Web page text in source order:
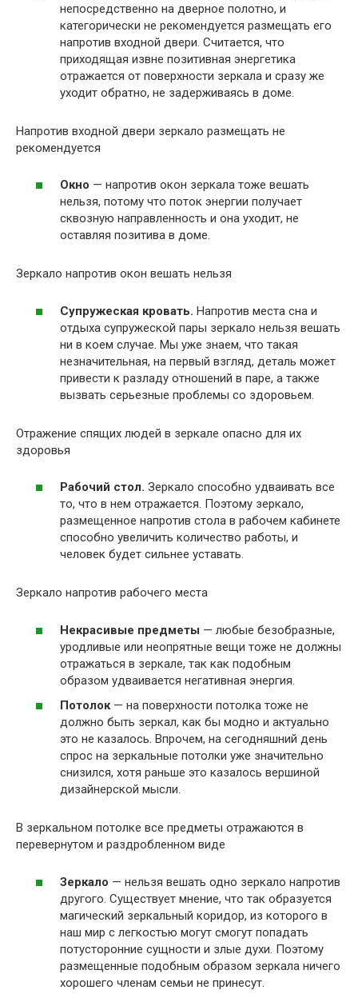
непосредственно на дверное полотно, и
категорически не рекомендуется размещать его
напротив входной двери. Считается, что
приходящая извне позитивная энергетика
отражается от поверхности зеркала и сразу же
уходит обратно, не задерживаясь в доме.
Напротив входной двери зеркало размещать не
рекомендуется
Окно — напротив окон зеркала тоже вешать
нельзя, потому что поток энергии получает
сквозную направленность и она уходит, не
оставляя позитива в доме.
Зеркало напротив окон вешать нельзя
Супружеская кровать. Напротив места сна и
отдыха супружеской пары зеркало нельзя вешать
ни в коем случае. Мы уже знаем, что такая
незначительная, на первый взгляд, деталь может
привести к разладу отношений в паре, а также
вызвать серьезные проблемы со здоровьем.
Отражение спящих людей в зеркале опасно для их
здоровья
Рабочий стол. Зеркало способно удваивать все
то, что в нем отражается. Поэтому зеркало,
размещенное напротив стола в рабочем кабинете
способно увеличить количество работы, и
человек будет сильнее уставать.
Зеркало напротив рабочего места
Некрасивые предметы — любые безобразные,
уродливые или неопрятные вещи тоже не должны
отражаться в зеркале, так как подобным
образом удваивается негативная энергия.
Потолок— на поверхности потолка тоже не
должно быть зеркал, как бы модно и актуально
это не казалось. Впрочем, на сегодняшний день
спрос на зеркальные потолки уже значительно
снизился, хотя раньше это казалось вершиной
дизайнерской мысли.
В зеркальном потолке все предметы отражаются в
перевернутом и раздробленном виде
Зеркало — нельзя вешать одно зеркало напротив
другого. Существует мнение, что так образуется
магический зеркальный коридор, из которого в
наш мир с легкостью могут смогут попадать
потусторонние сущности и злые духи. Поэтому
размещенные подобным образом зеркала ничего
хорошего членам семьи не принесут.